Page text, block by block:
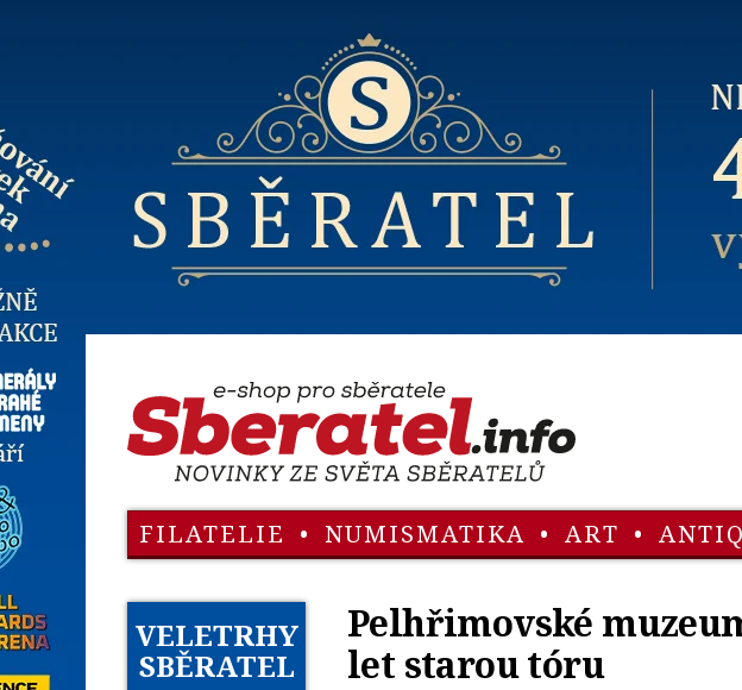
FILATELIE • NUMISMATIKA • ART •
VELETRHY
SBĚRATEL
Pelhřimovské
let starou tóru